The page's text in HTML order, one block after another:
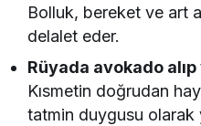
Bolluk, bereket ve art
delalet eder.
Rüyada avokado
Kısmetin doğrudan
tatmin duygusu olarak